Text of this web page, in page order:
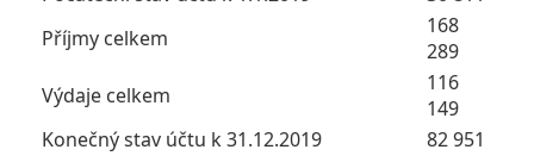
Příjmy celkem
168
289
Výdaje celkem
116
149
Konečný stav účtu k 31.12.2019
82 951